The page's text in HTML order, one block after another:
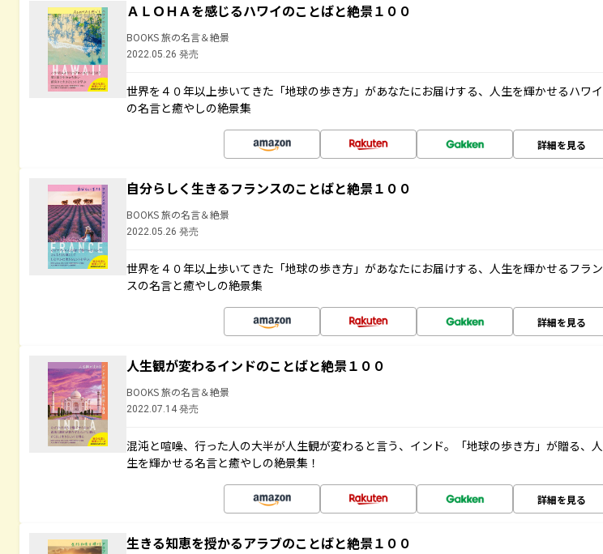
ＡＬＯＨＡを感じるハワイのことばと絶景１００
BOOKS 旅の名言＆絶景
2022.05.26 発売
世界を４０年以上歩いてきた「地球の歩き方」があなたにお届けする、人生を輝かせるハワイ
の名言と癒やしの絶景集
詳細を見る
自分らしく生きるフランスのことばと絶景１００
BOOKS 旅の名言＆絶景
2022.05.26 発売
世界を４０年以上歩いてきた「地球の歩き方」があなたにお届けする、人生を輝かせるフラン
スの名言と癒やしの絶景集
詳細を見る
人生観が変わるインドのことばと絶景１００
BOOKS 旅の名言＆絶景
2022.07.14 発売
混沌と喧噪、行った人の大半が人生観が変わると言う、インド。「地球の歩き方」が贈る、人
生を輝かせる名言と癒やしの絶景集！
詳細を見る
生きる知恵を授かるアラブのことばと絶景１００